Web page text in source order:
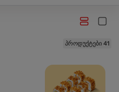
პროდუქტები 41